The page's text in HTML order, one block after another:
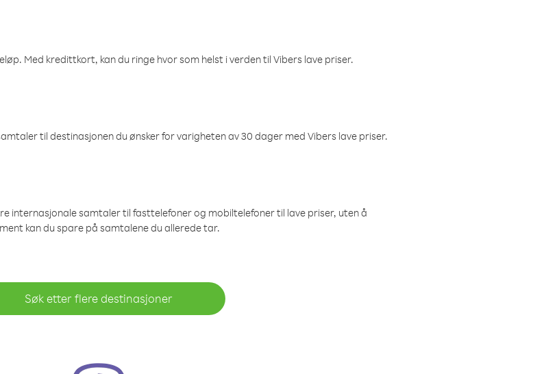
Med kredittkort, kan du ringe hvor som helst i verden til Vibers lave priser.
til destinasjonen du ønsker for varigheten av 30 dager med Vibers lave priser.
internasjonale samtaler til fasttelefoner og mobiltelefoner til lave priser, uten å
kan du spare på samtalene du allerede tar.
Søk etter flere destinasjoner